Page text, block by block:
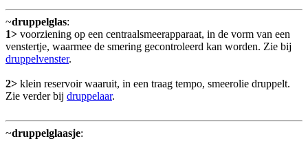
~druppelglas:
1> voorziening op een centraalsmeerapparaat, in de vorm van een
venstertje, waarmee de smering gecontroleerd kan worden. Zie bij
druppelvenster.
2> klein reservoir waaruit, in een traag tempo, smeerolie druppelt.
Zie verder bij druppelaar.
~druppelglaasje: